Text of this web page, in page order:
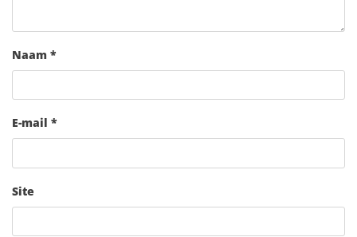
Naam *
E-mail *
Site